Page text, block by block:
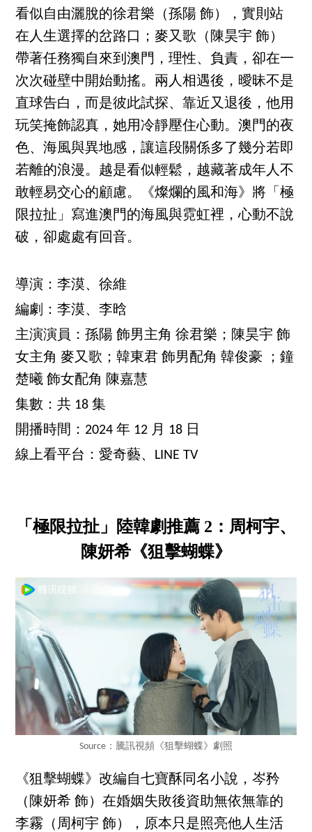
看似自由灑脫的徐君樂（孫陽 飾），實則站
在人生選擇的岔路口；麥又歌（陳昊宇 飾）
帶著任務獨自來到澳門，理性、負責，卻在一
次次碰壁中開始動搖。兩人相遇後，曖昧不是
直球告白，而是彼此試探、靠近又退後，他用
玩笑掩飾認真，她用冷靜壓住心動。澳門的夜
色、海風與異地感，讓這段關係多了幾分若即
若離的浪漫。越是看似輕鬆，越藏著成年人不
敢輕易交心的顧慮。《燦爛的風和海》將「極
限拉扯」寫進澳門的海風與霓虹裡，心動不說
破，卻處處有回音。
導演：李漠、徐維
編劇：李漠、李晗
主演演員：孫陽 飾男主角 徐君樂；陳昊宇 飾
女主角 麥又歌；韓東君 飾男配角 韓俊豪 ；鐘
楚曦 飾女配角 陳嘉慧
集數：共 18 集
開播時間：2024 年 12 月 18 日
線上看平台：愛奇藝、LINE TV
「極限拉扯」陸韓劇推薦 2：周柯宇、
陳妍希《狙擊蝴蝶》
Source：騰訊視頻《狙擊蝴蝶》劇照
《狙擊蝴蝶》改編自七寶酥同名小說，岑矜
（陳妍希 飾）在婚姻失敗後資助無依無靠的
李霧（周柯宇 飾），原本只是照亮他人生活